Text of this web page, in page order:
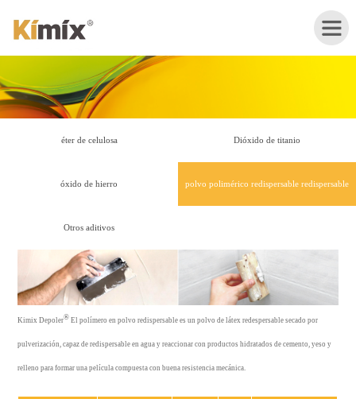
Inicio
Sobre
Aplicaciones
Noticias
Contáctanos
éter de celulosa Dióxido de titanio
óxido de hierro polvo polimérico redispersable redispersable
Otros aditivos
Kimix Depoler® El polímero en polvo redispersable es un polvo de látex redespersable secado por
pulverización, capaz de redispersable en agua y reaccionar con productos hidratados de cemento, yeso y
relleno para formar una película compuesta con buena resistencia mecánica.